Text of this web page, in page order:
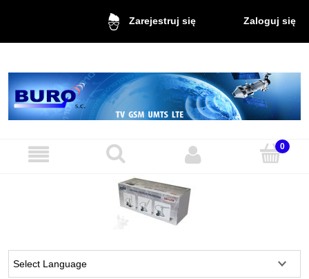
Zarejestruj się Zaloguj się